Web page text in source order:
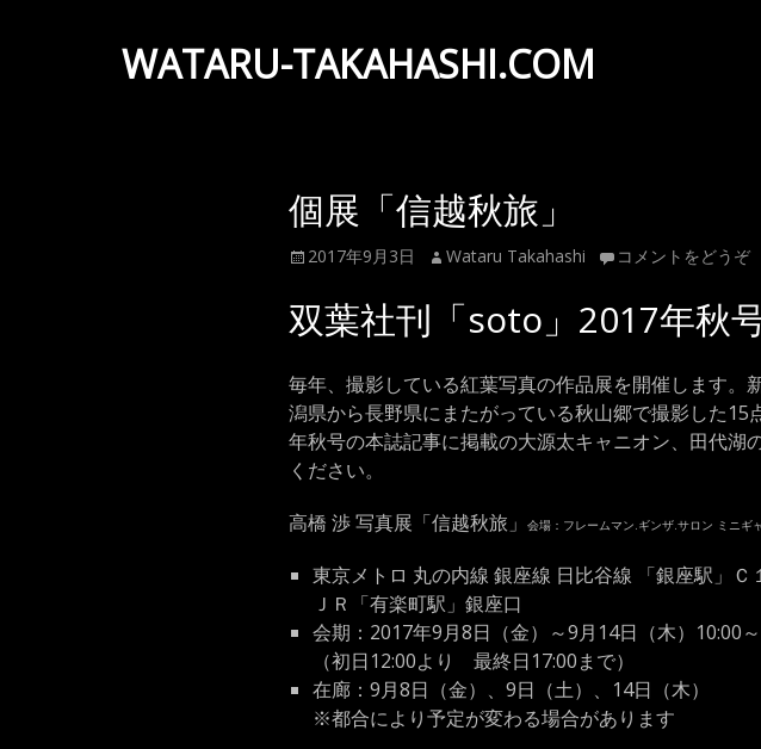
WATARU-TAKAHASHI.COM
個展「信越秋旅」
投
日
2017年9月3日
投
者
Wataru Takahashi コメントをどうぞ
双葉社刊「soto」2017年秋
毎年、撮影している紅葉写真の作品展を開催します
潟県から長野県にまたがっている秋山郷で撮影した
年秋号の本誌記事に掲載の大源太キャニオン、田代湖
ください。
高橋 渉 写真展「信越秋旅」
会場：フレームマン.ギンザ.サロン ミニギ
東京メトロ 丸の内線 銀座線 日比谷線 「銀座駅」Ｃ
ＪＲ「有楽町駅」銀座口
会期：2017年9月8日（金）～9月14日（木）10:00
（初日12:00より 最終日17:00まで）
在廊：9月8日（金）、9日（土）、14日（木）
※都合により予定が変わる場合があります